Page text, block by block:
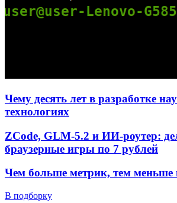
Чему десять лет в разработке
технологиях
ZCode, GLM-5.2 и ИИ-роутер:
браузерные игры по 7 рублей
Чем больше метрик, тем меньше
В подборку